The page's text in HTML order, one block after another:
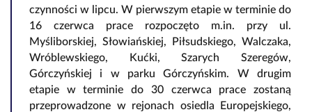
czynności w lipcu. W pierwszym etapie w terminie do
16 czerwca prace rozpoczęto m.in. przy ul.
Myśliborskiej, Słowiańskiej, Piłsudskiego, Walczaka,
Wróblewskiego, Kućki, Szarych Szeregów,
Górczyńskiej i w parku Górczyńskim. W drugim
etapie w terminie do 30 czerwca prace zostaną
przeprowadzone w rejonach osiedla Europejskiego,